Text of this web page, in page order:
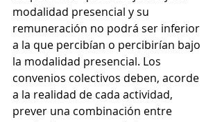
modalidad presencial y su
remuneración no podrá ser inferior
a la que percibían o percibirían bajo
la modalidad presencial. Los
convenios colectivos deben, acorde
a la realidad de cada actividad,
prever una combinación entre